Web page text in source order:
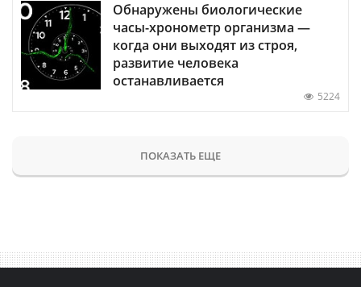
Обнаружены биологические
часы-хронометр организма —
когда они выходят из строя,
развитие человека
останавливается
5224
ПОКАЗАТЬ ЕЩЕ